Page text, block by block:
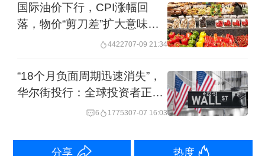
启，多家机构预计新一轮成品油调价下
展望后市，隆众资讯表示，OPEC+的增
产氛围确定将贯穿今年11月至12月，供
应逐渐充裕带来的利空压力仍在。此
外，全球经济和需求表现疲软，基本面
国际油价下行，CPI涨幅回
落，物价“剪刀差”扩大意味着
4422707-09 21:34
“18个月负面周期迅速消失”，
华尔街投行：全球投资者正重
燃对印度资产兴趣
6 1775307-07 16:03
分享 热度